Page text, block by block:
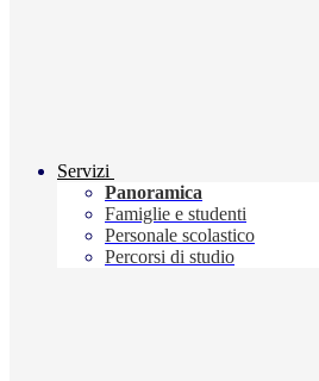
Servizi
Panoramica
Famiglie e studenti
Personale scolastico
Percorsi di studio